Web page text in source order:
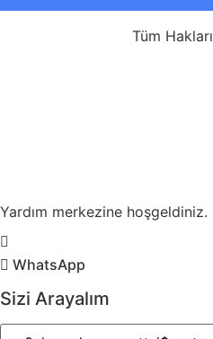
Tüm
Yardım merkezine hoşgeldiniz.
WhatsApp
Sizi Arayalım